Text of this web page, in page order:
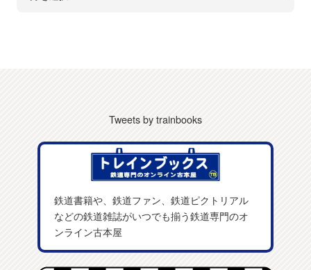
Tweets by trainbooks
鉄道書籍や、鉄道ファン、鉄道ピクトリアル
などの鉄道雑誌がいつでも揃う鉄道専門のオ
ンライン古本屋